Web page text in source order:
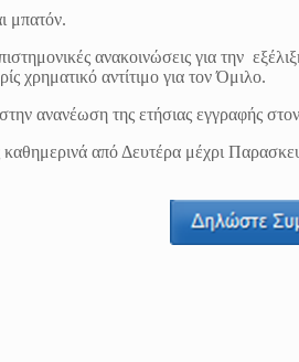
μπατόν.
ανακοινώσεις για την
χρηματικό αντίτιμο για τον Όμιλο.
ανανέωση της ετήσιας εγγραφής
από Δευτέρα μέχρι